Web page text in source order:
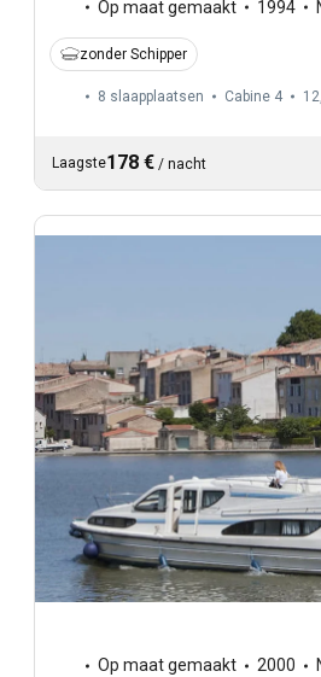
Op maat gemaakt 1994
zonder Schipper
8 slaapplaatsen Cabine 4
Laagste178 € / nacht
Op maat gemaakt 2000